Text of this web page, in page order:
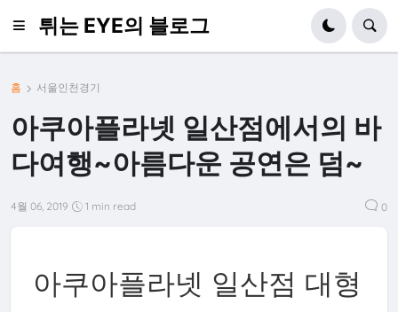
튀는 EYE의 블로그
홈 서울인천경기
아쿠아플라넷 일산점에서의 바
다여행~아름다운 공연은 덤~
4월 06, 2019 1 min read 0
아쿠아플라넷 일산점 대형